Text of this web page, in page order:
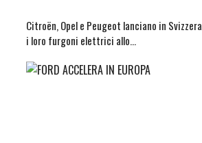
Citroën, Opel e Peugeot lanciano in Svizzera
i loro furgoni elettrici allo…